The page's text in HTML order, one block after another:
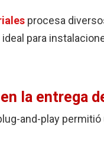
procesa
para
la entrega
and-play